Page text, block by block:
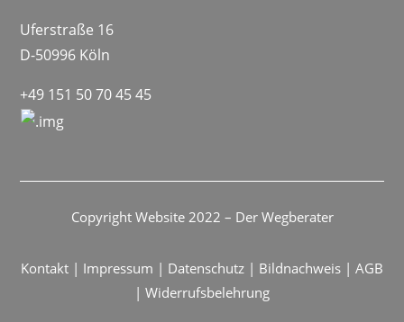
Uferstraße 16
D-50996 Köln
+49 151 50 70 45 45
Copyright Website 2022 – Der Wegberater
Kontakt | Impressum | Datenschutz | Bildnachweis | AGB
| Widerrufsbelehrung